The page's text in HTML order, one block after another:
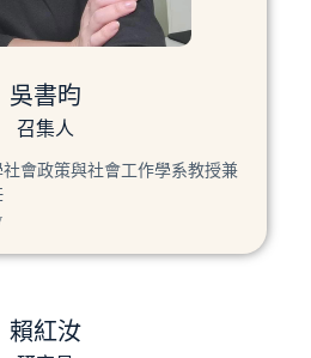
吳書昀​
召集人
會政策與社會工作學系教授兼
賴紅汝